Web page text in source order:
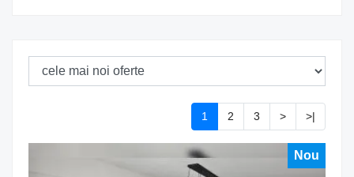
1 2 3 > >|
Nou